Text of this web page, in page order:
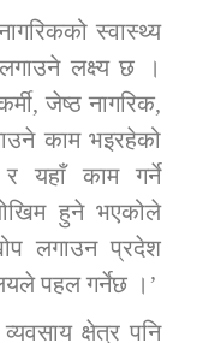
जुम्लाकाे सुचना
स्वास्थ्य
लक्ष्य छ ।
जेष्ठ नागरिक,
काम भइरहेको
यहाँ काम गर्ने
हुने भएकोले
लगाउन प्रदेश
पहल गर्नेछ ।’
क्षेत्र पनि